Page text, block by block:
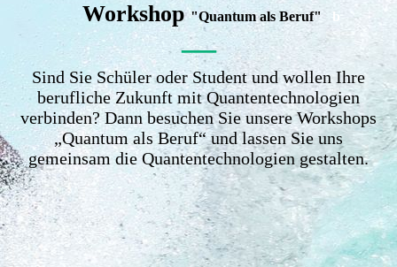
Workshop"Quantum als Beruf" b
—
Sind Sie Schüler oder Student und wollen Ihre
berufliche Zukunft mit Quantentechnologien
verbinden? Dann besuchen Sie unsere Workshops
„Quantum als Beruf“ und lassen Sie uns
gemeinsam die Quantentechnologien gestalten.